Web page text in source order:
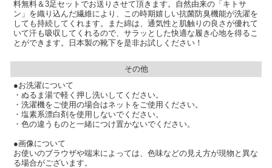
料無料＆3足セットでお送りさせて頂きます。自然由来の「キトサ
ン」を織り込んだ繊維により、この時期嬉しい抗菌防臭機能が洗濯を
しても持続してくれます。また綿は、通気性と肌触りの良さが優れて
いて汗も吸収してくれるので、サラッとした快適な履き心地を得るこ
とができます。日本製の靴下を是非お試しください！
その他
●お洗濯について
・ぬるま湯で軽く押し洗いしてください。
・洗濯機をご使用の場合はネットをご使用ください。
・塩素系漂白剤を使用しないでください。
・色の違うものと一緒につけ置かないでください。
●画像について
お使いのブラウザや端末によっては、色味などの見え方が現物と異な
る場合がございます。